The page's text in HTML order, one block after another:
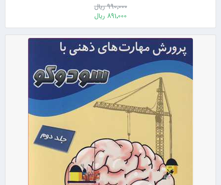
990٬000 ریال
891٬000 ریال